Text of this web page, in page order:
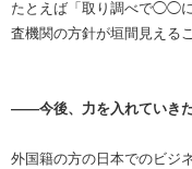
たとえば「取り調べで◯◯
査機関の方針が垣間見える
――今後、力を入れていき
外国籍の方の日本でのビジ